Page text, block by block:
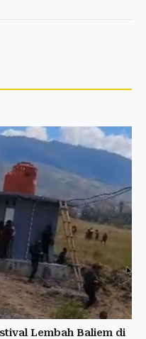
Lembah Baliem di